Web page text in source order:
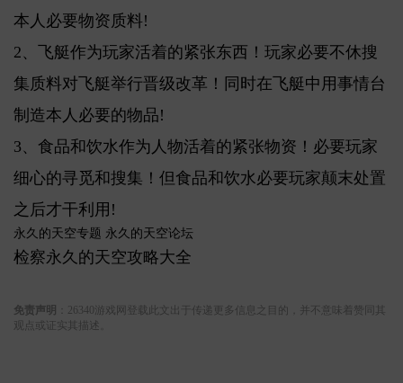
本人必要物资质料!
2、飞艇作为玩家活着的紧张东西！玩家必要不休搜
集质料对飞艇举行晋级改革！同时在飞艇中用事情台
制造本人必要的物品!
3、食品和饮水作为人物活着的紧张物资！必要玩家
细心的寻觅和搜集！但食品和饮水必要玩家颠末处置
之后才干利用!
永久的天空专题 永久的天空论坛
检察永久的天空攻略大全
免责声明
：26340游戏网登载此文出于传递更多信息之目的，并不意味着赞同其
观点或证实其描述。